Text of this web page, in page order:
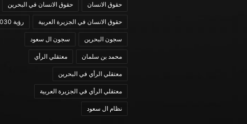
حقوق الانسان حقوق الانسان في البحرين
حقوق الانسان في الجزيرة العربية رؤية 2030
سجون البحرين سجون ال سعود
محمد بن سلمان معتقلي الرأي
معتقلي الرأي في البحرين
معتقلي الرأي في الجزيرة العربية
نظام ال سعود